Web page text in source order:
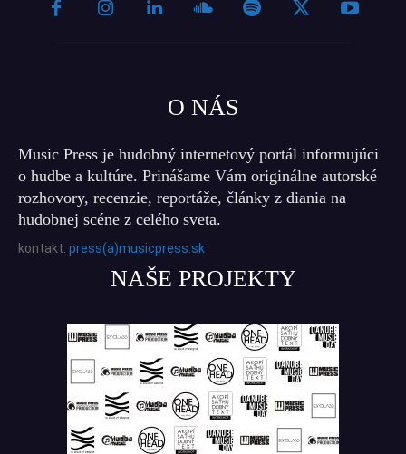
O NÁS
Music Press je hudobný internetový portál informujúci
o hudbe a kultúre. Prinášame Vám originálne autorské
rozhovory, recenzie, reportáže, články z diania na
hudobnej scéne z celého sveta.
kontakt: press(a)musicpress.sk
NAŠE PROJEKTY